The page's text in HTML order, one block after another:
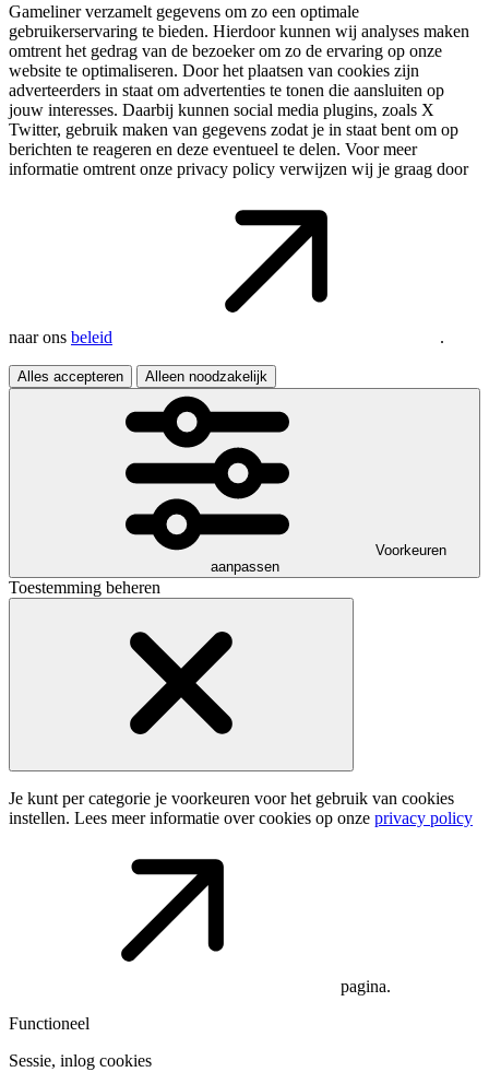
Gameliner verzamelt gegevens om zo een optimale
gebruikerservaring te bieden. Hierdoor kunnen wij analyses maken
omtrent het gedrag van de bezoeker om zo de ervaring op onze
website te optimaliseren. Door het plaatsen van cookies zijn
adverteerders in staat om advertenties te tonen die aansluiten op
jouw interesses. Daarbij kunnen social media plugins, zoals X
Twitter, gebruik maken van gegevens zodat je in staat bent om op
berichten te reageren en deze eventueel te delen. Voor meer
informatie omtrent onze privacy policy verwijzen wij je graag door
naar ons beleid .
Alles accepteren Alleen noodzakelijk
Voorkeuren
aanpassen
Toestemming beheren
Je kunt per categorie je voorkeuren voor het gebruik van cookies
instellen. Lees meer informatie over cookies op onze privacy policy
pagina.
Functioneel
Sessie, inlog cookies